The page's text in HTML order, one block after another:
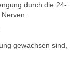
durch die 24-
gewachsen sind,